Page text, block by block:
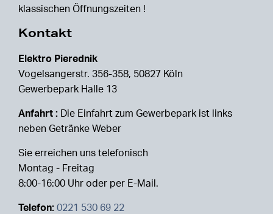
klassischen Öffnungszeiten !
Kontakt
Elektro Pierednik
Vogelsangerstr. 356-358, 50827 Köln
Gewerbepark Halle 13
Anfahrt : Die Einfahrt zum Gewerbepark ist links
neben Getränke Weber
Sie erreichen uns telefonisch
Montag - Freitag
8:00-16:00 Uhr oder per E-Mail.
Telefon: 0221 530 69 22